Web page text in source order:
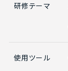
研修テーマ
使用ツール